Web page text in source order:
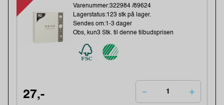
Varenummer:322984 /89624
Lagerstatus:123 stk på lager.
Sendes om:1-3 dager
Obs, kun3 Stk. til denne tilbudsprisen
27,-